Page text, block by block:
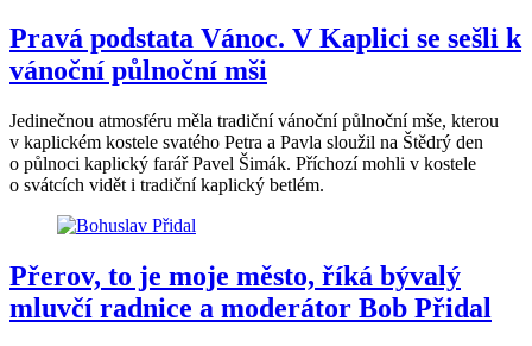
Pravá podstata Vánoc. V Kaplici se sešli k
vánoční půlnoční mši
Jedinečnou atmosféru měla tradiční vánoční půlnoční mše, kterou
v kaplickém kostele svatého Petra a Pavla sloužil na Štědrý den
o půlnoci kaplický farář Pavel Šimák. Příchozí mohli v kostele
o svátcích vidět i tradiční kaplický betlém.
Přerov, to je moje město, říká bývalý
mluvčí radnice a moderátor Bob Přidal